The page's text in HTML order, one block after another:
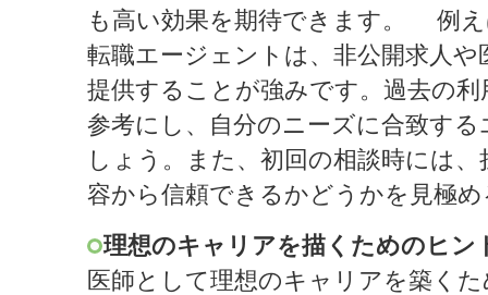
も高い効果を期待できます。 例
転職エージェントは、非公開求人や
提供することが強みです。過去の
参考にし、自分のニーズに合致す
しょう。また、初回の相談時には
容から信頼できるかどうかを見極
理想のキャリアを描くためのヒン
医師として理想のキャリアを築く